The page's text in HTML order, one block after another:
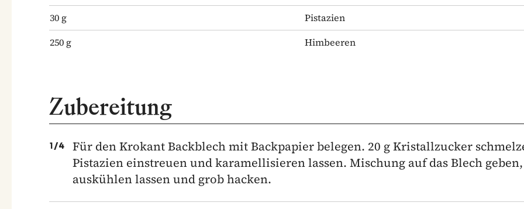
30 g
Pistazien
250 g Himbeeren
Zubereitung
1/4
Für den Krokant Backblech mit Backpapier belegen. 20 g Kristallzucker
Pistazien einstreuen und karamellisieren lassen. Mischung auf das Blech geben,
auskühlen lassen und grob hacken.